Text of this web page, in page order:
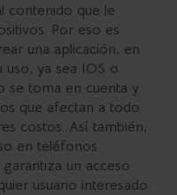
contenido que le
. Por eso es
una aplicación, en
uso, ya sea IOS o
se toma en cuenta y
que afectan a todo
costos. Así también,
en teléfonos
un acceso
usuario interesado.